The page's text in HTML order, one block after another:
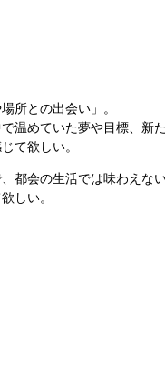
所との出会い」。
温めていた夢や目標、 新
て欲しい。
都会の生活では味わえな
しい。